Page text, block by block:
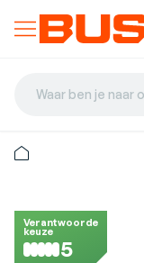
Waar ben je naar
Verantwoorde
keuze
5